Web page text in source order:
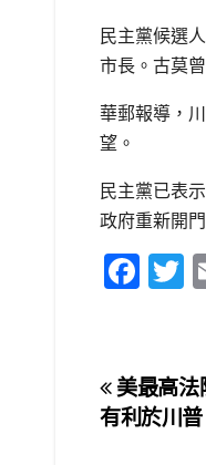
民主黨候選
市長。古莫
華郵報導，
望。
民主黨已表
政府重新開
F
e
b
T
文
章
美最高法
有利於川普